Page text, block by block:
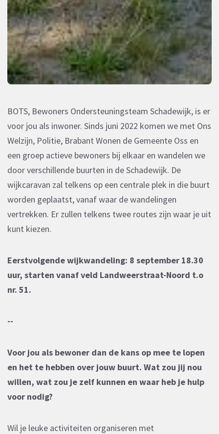
BOTS, Bewoners Ondersteuningsteam Schadewijk, is er
voor jou als inwoner. Sinds juni 2022 komen we met Ons
Welzijn, Politie, Brabant Wonen de Gemeente Oss en
een groep actieve bewoners bij elkaar en wandelen we
door verschillende buurten in de Schadewijk. De
wijkcaravan zal telkens op een centrale plek in die buurt
worden geplaatst, vanaf waar de wandelingen
vertrekken. Er zullen telkens twee routes zijn waar je uit
kunt kiezen.
Eerstvolgende wijkwandeling: 8 september 18.30
uur, starten vanaf veld Landweerstraat-Noord t.o
nr. 51.
--
Voor jou als bewoner dan de kans op mee te lopen
en het te hebben over jouw buurt. Wat zou jij nou
willen, wat zou je zelf kunnen en waar heb je hulp
voor nodig?
Wil je leuke activiteiten organiseren met